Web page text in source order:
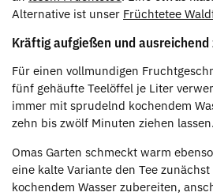
Alternative ist unser Früchtetee
Kräftig aufgießen und ausreichend
Für einen vollmundigen
fünf gehäufte Teelöffel je Liter
immer mit sprudelnd kochendem
zehn bis zwölf Minuten ziehen lassen.
Omas Garten schmeckt warm
eine kalte Variante den Tee
kochendem Wasser zubereiten,